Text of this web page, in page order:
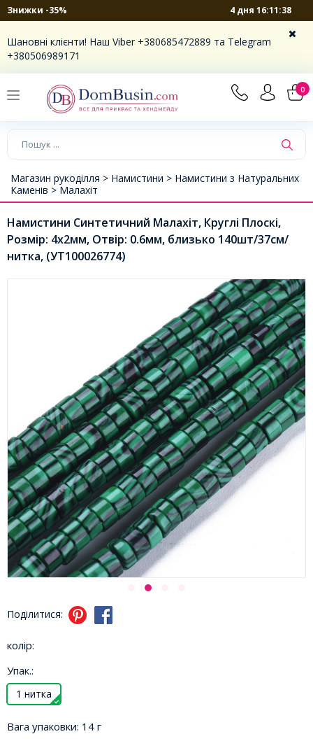
Знижки -35% 4 дня 16:11:37
Шановні клієнти! Наш Viber +380685472889 та Telegram
+380506989171
0
Магазин рукоділля > Намистини > Намистини з Натуральних
Каменів > Малахіт
Намистини Синтетичний Малахіт, Круглі Плоскі,
Розмір: 4х2мм, Отвір: 0.6мм, близько 140шт/37см/
нитка, (УТ100026774)
Поділитися:
колір:
Упак.:
1 нитка
Вага упаковки: 14 г